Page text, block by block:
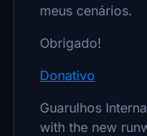
meus cenários.
Obrigado!
Donativo
Guarulhos
with the new